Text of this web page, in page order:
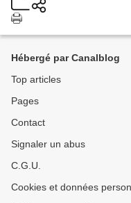
Hébergé par Canalblog
Top articles
Pages
Contact
Signaler un abus
C.G.U.
Cookies et données